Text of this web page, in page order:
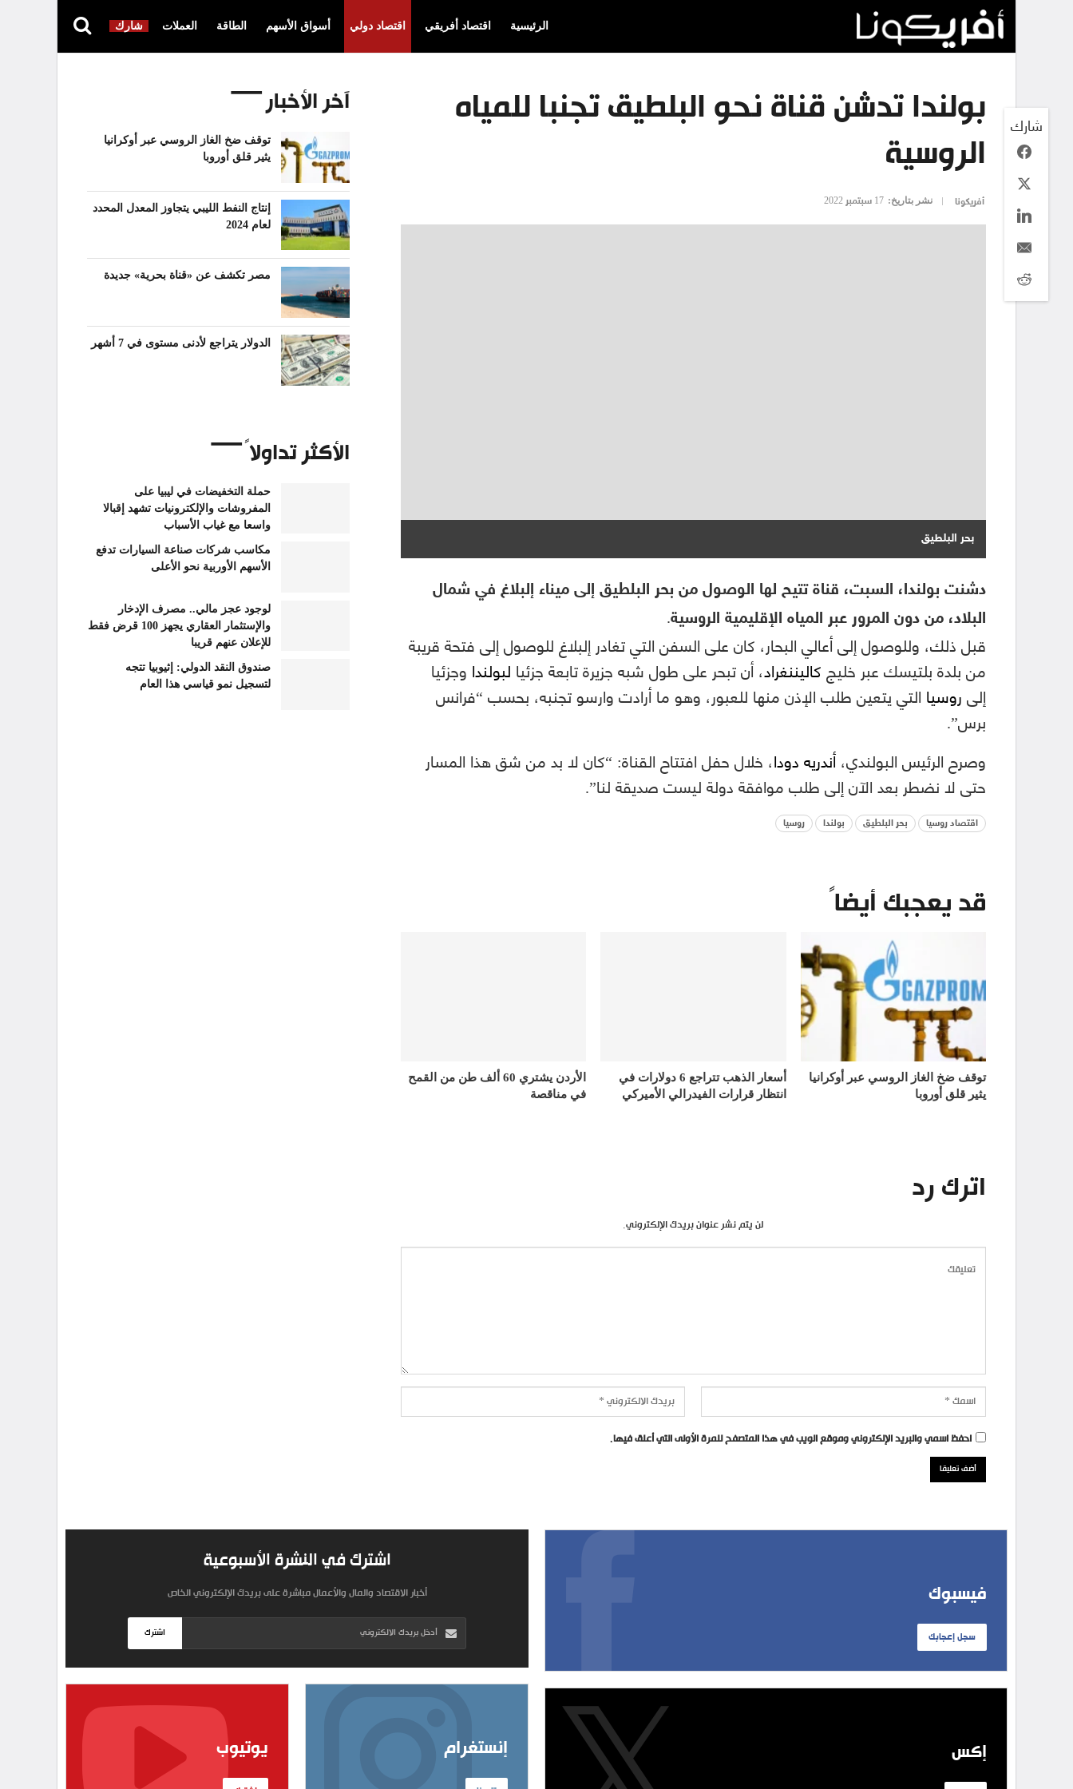
الرئيسية اقتصاد أفريقي اقتصاد دولي أسواق الأسهم الطاقة العملات شارك
بولندا تدشن قناة نحو البلطيق تجنبا للمياه
الروسية
أفريكونا نشر بتاريخ: 17 سبتمبر 2022
بحر البلطيق
شارك
دشنت بولندا، السبت، قناة تتيح لها الوصول من بحر البلطيق إلى ميناء إلبلاغ في شمال
البلاد، من دون المرور عبر المياه الإقليمية الروسية.
قبل ذلك، وللوصول إلى أعالي البحار، كان على السفن التي تغادر إلبلاغ للوصول إلى فتحة قريبة
من بلدة بلتيسك عبر خليجكاليننغراد، أن تبحر على طول شبه جزيرة تابعة جزئيا لبولندا وجزئيا
إلىروسيا التي يتعين طلب الإذن منها للعبور، وهو ما أرادت وارسو تجنبه، بحسب “فرانس
برس”.
وصرح الرئيس البولندي،أندريه دودا، خلال حفل افتتاح القناة: “كان لا بد من شق هذا المسار
حتى لا نضطر بعد الآن إلى طلب موافقة دولة ليست صديقة لنا”.
اقتصاد روسيا بحر البلطيق بولندا روسيا
قد يعجبك أيضاً
توقف ضخ الغاز الروسي عبر أوكرانيا
يثير قلق أوروبا
أسعار الذهب تتراجع 6 دولارات في
انتظار قرارات الفيدرالي الأميركي
الأردن يشتري 60 ألف طن من القمح
في مناقصة
اترك رد
لن يتم نشر عنوان بريدك الإلكتروني.
احفظ اسمي والبريد الإلكتروني وموقع الويب في هذا المتصفح للمرة الأولى التي أعلق فيها.
آخر الأخبار
توقف ضخ الغاز الروسي عبر أوكرانيا
يثير قلق أوروبا
إنتاج النفط الليبي يتجاوز المعدل المحدد
لعام 2024
مصر تكشف عن «قناة بحرية» جديدة
الدولار يتراجع لأدنى مستوى في 7 أشهر
الأكثر تداولاً
حملة التخفيضات في ليبيا على
المفروشات والإلكترونيات تشهد إقبالا
واسعا مع غياب الأسباب
مكاسب شركات صناعة السيارات تدفع
الأسهم الأوربية نحو الأعلى
لوجود عجز مالي.. مصرف الإدخار
والإستثمار العقاري يجهز 100 قرض فقط
للإعلان عنهم قريبا
صندوق النقد الدولي: إثيوبيا تتجه
لتسجيل نمو قياسي هذا العام
فيسبوك
سجل إعجابك
إكس
اشترك في النشرة الأسبوعية
أخبار الاقتصاد والمال والأعمال مباشرة على بريدك الإلكتروني الخاص
اشترك
إنستغرام يوتيوب